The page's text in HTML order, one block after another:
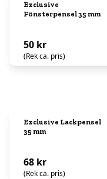
Exclusive
Fönsterpensel 35 mm
50 kr
(Rek ca. pris)
Exclusive Lackpensel
35 mm
68 kr
(Rek ca. pris)